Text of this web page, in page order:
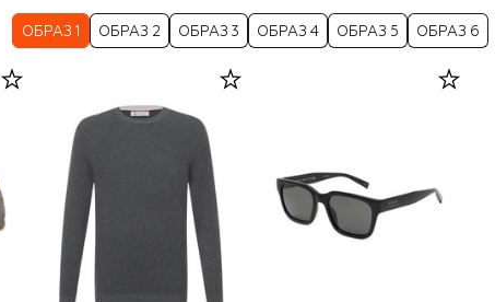
ОБРАЗ 1 ОБРАЗ 2 ОБРАЗ 3 ОБРАЗ 4 ОБРАЗ 5 ОБРАЗ 6